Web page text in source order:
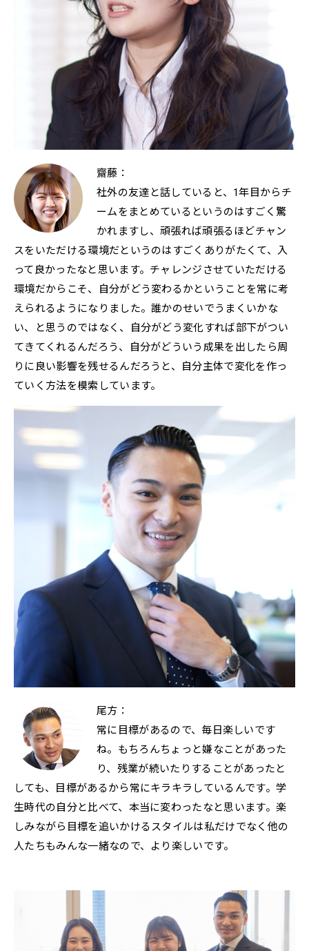
齋藤：
社外の友達と話していると、1年目からチ
ームをまとめているというのはすごく驚
かれますし、頑張れば頑張るほどチャン
スをいただける環境だというのはすごくありがたくて、入
って良かったなと思います。チャレンジさせていただける
環境だからこそ、自分がどう変わるかということを常に考
えられるようになりました。誰かのせいでうまくいかな
い、と思うのではなく、自分がどう変化すれば部下がつい
てきてくれるんだろう、自分がどういう成果を出したら周
りに良い影響を残せるんだろうと、自分主体で変化を作っ
ていく方法を模索しています。
尾方：
常に目標があるので、毎日楽しいです
ね。もちろんちょっと嫌なことがあった
り、残業が続いたりすることがあったと
しても、目標があるから常にキラキラしているんです。学
生時代の自分と比べて、本当に変わったなと思います。楽
しみながら目標を追いかけるスタイルは私だけでなく他の
人たちもみんな一緒なので、より楽しいです。